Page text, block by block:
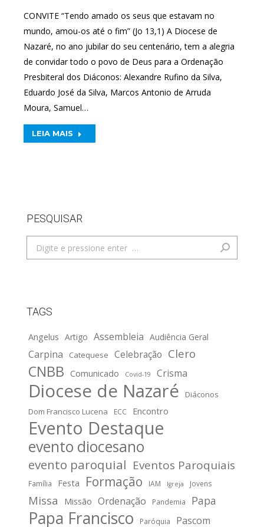
CONVITE “Tendo amado os seus que estavam no
mundo, amou-os até o fim” (Jo 13,1) A Diocese de
Nazaré, no ano jubilar do seu centenário, tem a alegria
de convidar todo o povo de Deus para a Ordenação
Presbiteral dos Diáconos: Alexandre Rufino da Silva,
Eduardo José da Silva, Marcos Antonio de Arruda
Moura, Samuel…
LEIA MAIS
PESQUISAR
Search:
TAGS
Angelus Artigo Assembleia Audiência Geral
Carpina Catequese Celebração Clero
CNBB Comunicado Covid-19 Crisma
Diocese de Nazaré
Diáconos
Dom Francisco Lucena
ECC Encontro
Evento Destaque
evento diocesano
evento paroquial Eventos Paroquiais
Família Festa Formação IAM Igreja Jovens
Missa Missão Ordenação Pandemia Papa
Papa Francisco Paróquia
Pascom